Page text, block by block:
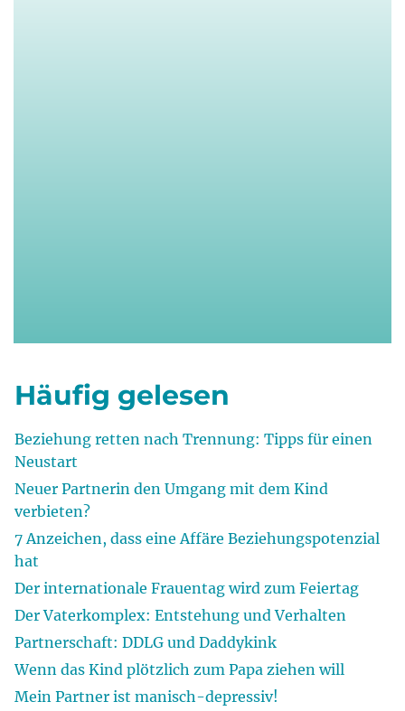
Häufig gelesen
Beziehung retten nach Trennung: Tipps für einen
Neustart
Neuer Partnerin den Umgang mit dem Kind
verbieten?
7 Anzeichen, dass eine Affäre Beziehungspotenzial
hat
Der internationale Frauentag wird zum Feiertag
Der Vaterkomplex: Entstehung und Verhalten
Partnerschaft: DDLG und Daddykink
Wenn das Kind plötzlich zum Papa ziehen will
Mein Partner ist manisch-depressiv!